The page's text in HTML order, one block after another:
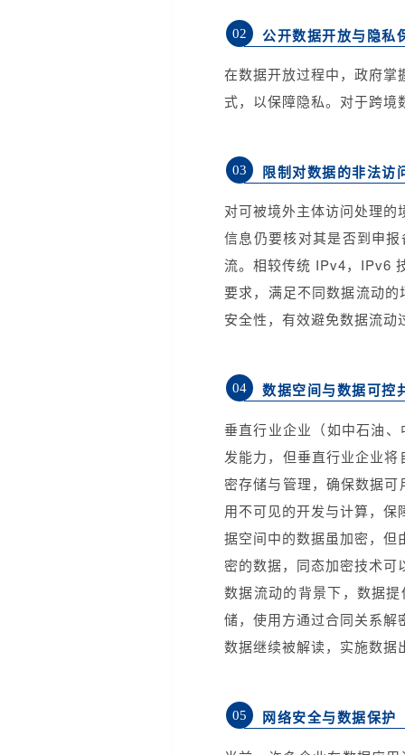
02 公开数据开放与隐私
在数据开放过程中，政府掌
式，以保障隐私。对于跨境
03 限制对数据的非法访
对可被境外主体访问处理
信息仍要核对其是否到申
流。相较传统 IPv4，IPv6
要求，满足不同数据流动
安全性，有效避免数据流
04 数据空间与数据可控
垂直行业企业（如中石油
发能力，但垂直行业企业将
密存储与管理，确保数据可
用不可见的开发与计算，保
据空间中的数据虽加密，但
密的数据，同态加密技术
数据流动的背景下，数据
储，使用方通过合同关系解
数据继续被解读，实施数据
05 网络安全与数据保护